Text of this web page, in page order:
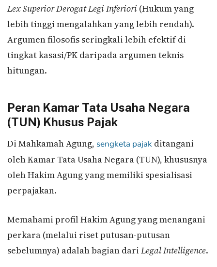
Lex Superior Derogat Legi Inferiori (Hukum yang
lebih tinggi mengalahkan yang lebih rendah).
Argumen filosofis seringkali lebih efektif di
tingkat kasasi/PK daripada argumen teknis
hitungan.
Peran Kamar Tata Usaha Negara
(TUN) Khusus Pajak
Di Mahkamah Agung, sengketa pajak ditangani
oleh Kamar Tata Usaha Negara (TUN), khususnya
oleh Hakim Agung yang memiliki spesialisasi
perpajakan.
Memahami profil Hakim Agung yang menangani
perkara (melalui riset putusan-putusan
sebelumnya) adalah bagian dari Legal Intelligence.